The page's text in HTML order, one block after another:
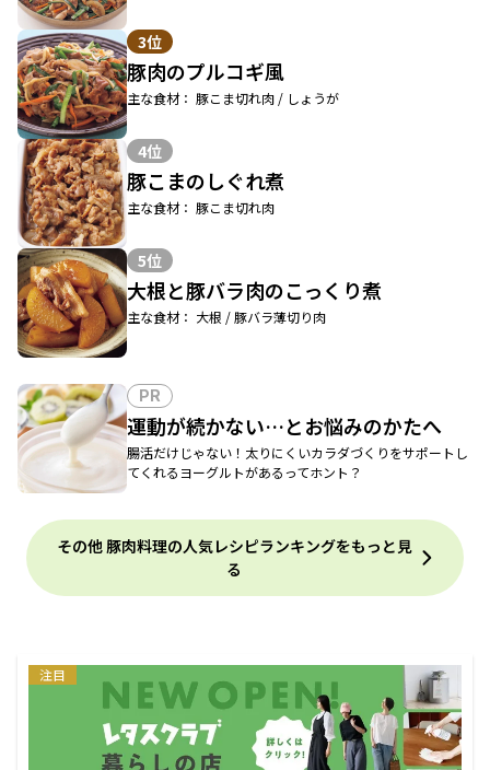
3位
豚肉のプルコギ風
主な食材： 豚こま切れ肉 / しょうが
4位
豚こまのしぐれ煮
主な食材： 豚こま切れ肉
5位
大根と豚バラ肉のこっくり煮
主な食材： 大根 / 豚バラ薄切り肉
PR
運動が続かない…とお悩みのかたへ
腸活だけじゃない！太りにくいカラダづくりをサポートし
てくれるヨーグルトがあるってホント？
その他 豚肉料理の人気レシピランキングをもっと見
る
注目